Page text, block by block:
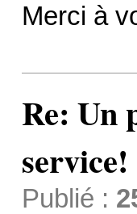
Merci à
Re: Un
service!
Publié :